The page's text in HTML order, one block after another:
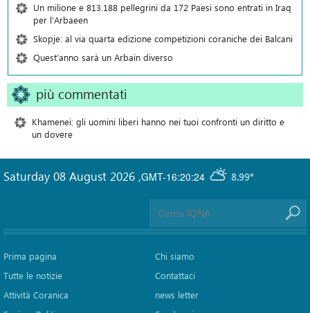
Un milione e 813.188 pellegrini da 172 Paesi sono entrati in Iraq
per l’Arbaeen
Skopje: al via quarta edizione competizioni coraniche dei Balcani
Quest’anno sarà un Arbain diverso
più commentati
Khamenei: gli uomini liberi hanno nei tuoi confronti un diritto e
un dovere
GMT-16:20:24 8.99°
Saturday 08 August 2026 ,
Prima pagina
Tutte le notizie
Attività Coranica
Chi siamo
Contattaci
news letter